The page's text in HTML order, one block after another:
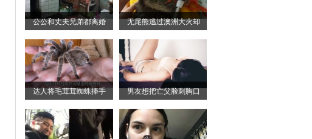
公公和丈夫兄弟都离婚 无尾熊逃过澳洲大火却
达人将毛茸茸蜘蛛捧手 男友想把亡父脸刺胸口